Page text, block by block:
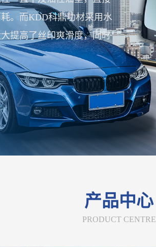
净，还是要靠有机溶剂重
油墨连接料制得的油墨，测
堵网，水溶性佳，网板重新
产品中心
PRODUCT CENTRE